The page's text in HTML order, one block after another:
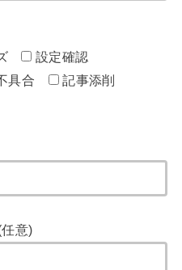
設定確認
具合
記事添削
意)